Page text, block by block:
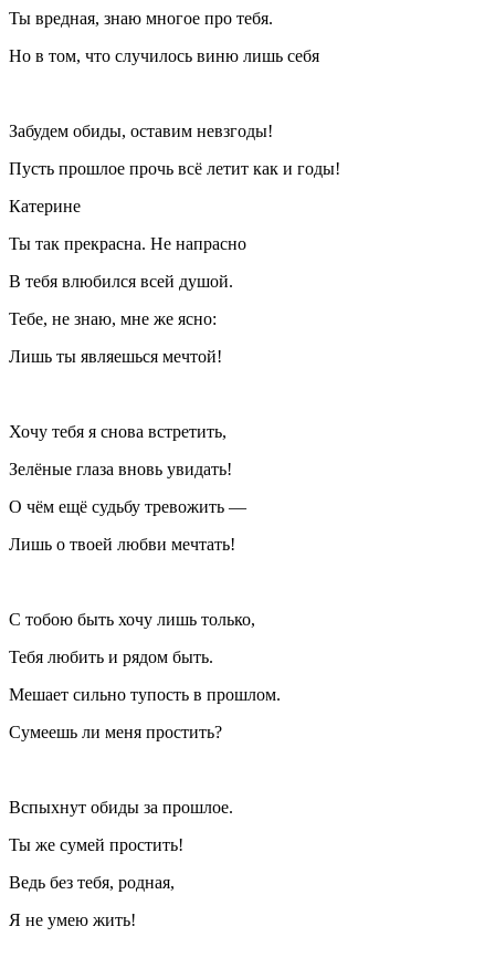
Ты вредная, знаю многое про тебя.
Но в том, что случилось виню лишь себя
Забудем обиды, оставим невзгоды!
Пусть прошлое прочь всё летит как и годы!
Катерине
Ты так прекрасна. Не напрасно
В тебя влюбился всей душой.
Тебе, не знаю, мне же ясно:
Лишь ты являешься мечтой!
Хочу тебя я снова встретить,
Зелёные глаза вновь увидать!
О чём ещё судьбу тревожить —
Лишь о твоей любви мечтать!
С тобою быть хочу лишь только,
Тебя любить и рядом быть.
Мешает сильно тупость в прошлом.
Сумеешь ли меня простить?
Вспыхнут обиды за прошлое.
Ты же сумей простить!
Ведь без тебя, родная,
Я не умею жить!